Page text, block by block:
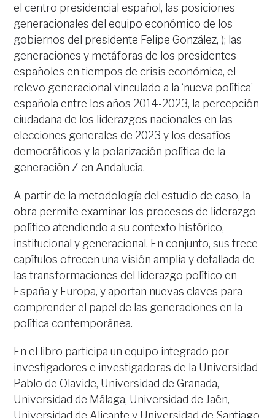
el centro presidencial español, las posiciones
generacionales del equipo económico de los
gobiernos del presidente Felipe González, ); las
generaciones y metáforas de los presidentes
españoles en tiempos de crisis económica, el
relevo generacional vinculado a la ‘nueva política’
española entre los años 2014-2023, la percepción
ciudadana de los liderazgos nacionales en las
elecciones generales de 2023 y los desafíos
democráticos y la polarización política de la
generación Z en Andalucía.
A partir de la metodología del estudio de caso, la
obra permite examinar los procesos de liderazgo
político atendiendo a su contexto histórico,
institucional y generacional. En conjunto, sus trece
capítulos ofrecen una visión amplia y detallada de
las transformaciones del liderazgo político en
España y Europa, y aportan nuevas claves para
comprender el papel de las generaciones en la
política contemporánea.
En el libro participa un equipo integrado por
investigadores e investigadoras de la Universidad
Pablo de Olavide, Universidad de Granada,
Universidad de Málaga, Universidad de Jaén,
Universidad de Alicante y Universidad de Santiago